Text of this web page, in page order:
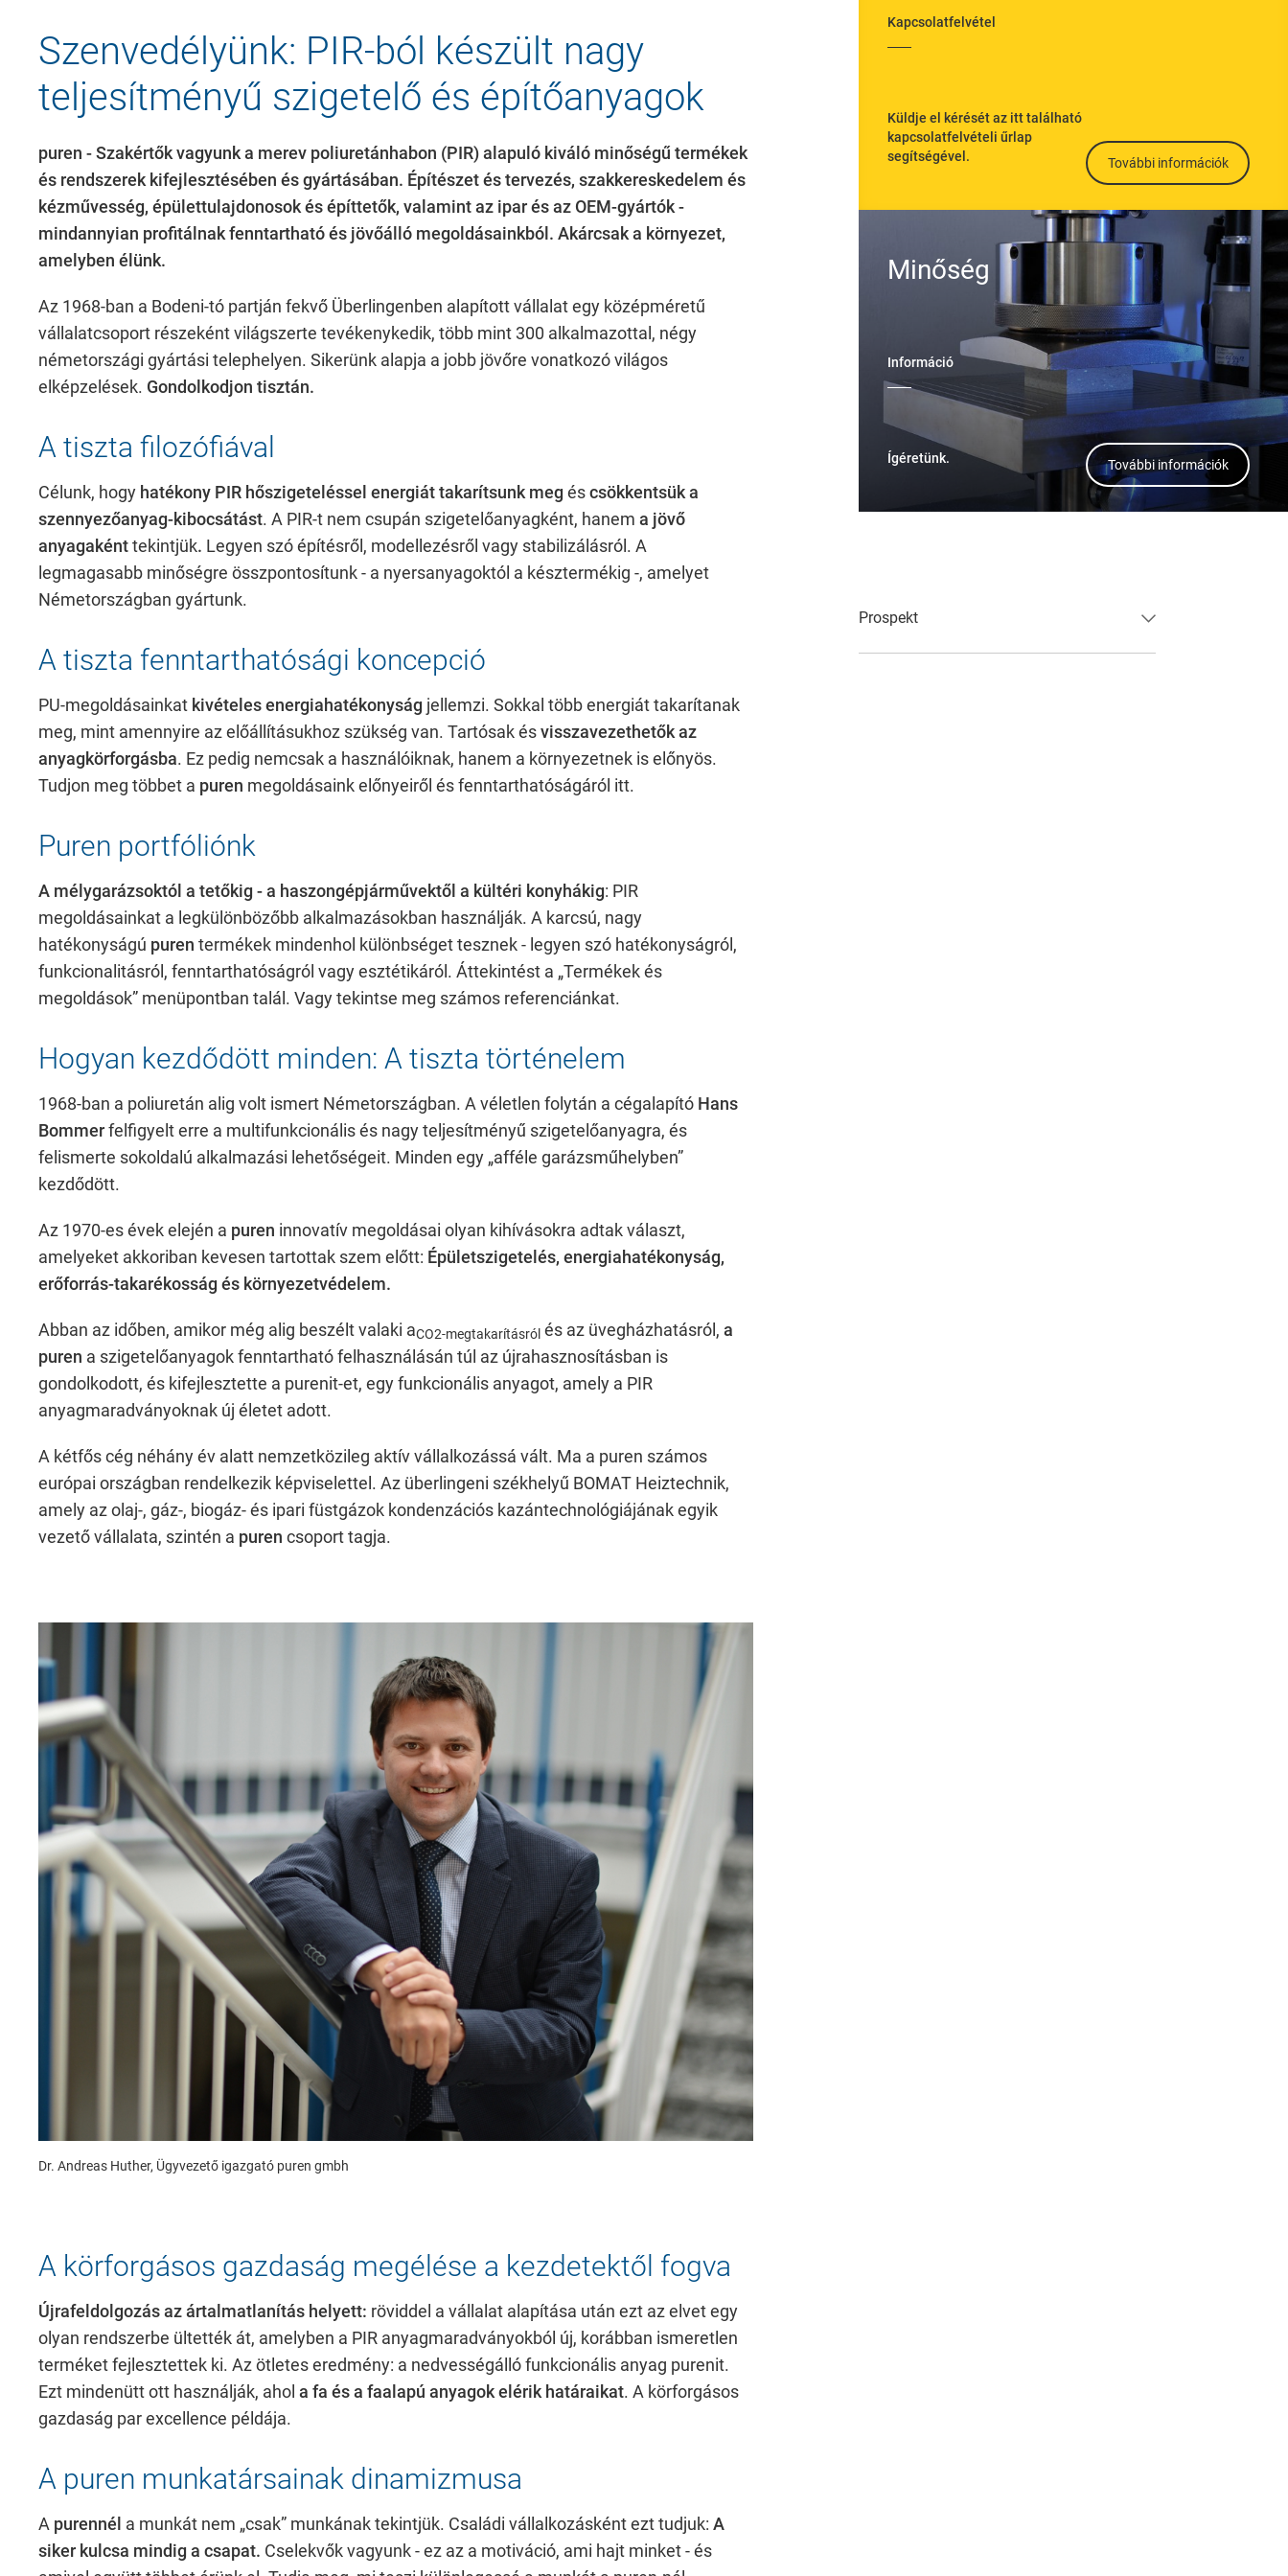
Szenvedélyünk: PIR-ból készült nagy
teljesítményű szigetelő és építőanyagok
puren - Szakértők vagyunk a merev poliuretánhabon (PIR) alapuló kiváló minőségű termékek
és rendszerek kifejlesztésében és gyártásában. Építészet és tervezés, szakkereskedelem és
kézművesség, épülettulajdonosok és építtetők, valamint az ipar és az OEM-gyártók -
mindannyian profitálnak fenntartható és jövőálló megoldásainkból. Akárcsak a környezet,
amelyben élünk.
Az 1968-ban a Bodeni-tó partján fekvő Überlingenben alapított vállalat egy középméretű
vállalatcsoport részeként világszerte tevékenykedik, több mint 300 alkalmazottal, négy
németországi gyártási telephelyen. Sikerünk alapja a jobb jövőre vonatkozó világos
elképzelések. Gondolkodjon tisztán.
A tiszta filozófiával
Célunk, hogy hatékony PIR hőszigeteléssel energiát takarítsunk meg éscsökkentsük a
szennyezőanyag-kibocsátást. A PIR-t nem csupán szigetelőanyagként, hanem a jövő
anyagakénttekintjük. Legyen szó építésről, modellezésről vagy stabilizálásról. A
legmagasabb minőségre összpontosítunk - a nyersanyagoktól a késztermékig -, amelyet
Németországban gyártunk.
A tiszta fenntarthatósági koncepció
PU-megoldásainkat kivételes energiahatékonyság jellemzi. Sokkal több energiát takarítanak
meg, mint amennyire az előállításukhoz szükség van. Tartósak ésvisszavezethetők az
anyagkörforgásba. Ez pedig nemcsak a használóiknak, hanem a környezetnek is előnyös.
Tudjon meg többet a puren megoldásaink előnyeiről és fenntarthatóságáról itt.
Puren portfóliónk
A mélygarázsoktól a tetőkig - a haszongépjárművektől a kültéri konyhákig: PIR
megoldásainkat a legkülönbözőbb alkalmazásokban használják. A karcsú, nagy
hatékonyságú puren termékek mindenhol különbséget tesznek - legyen szó hatékonyságról,
funkcionalitásról, fenntarthatóságról vagy esztétikáról. Áttekintést a „Termékek és
megoldások” menüpontban talál. Vagy tekintse meg számos referenciánkat.
Hogyan kezdődött minden: A tiszta történelem
1968-ban a poliuretán alig volt ismert Németországban. A véletlen folytán a cégalapító Hans
Bommerfelfigyelt erre a multifunkcionális és nagy teljesítményű szigetelőanyagra, és
felismerte sokoldalú alkalmazási lehetőségeit. Minden egy „afféle garázsműhelyben”
kezdődött.
Az 1970-es évek elején a puren innovatív megoldásai olyan kihívásokra adtak választ,
amelyeket akkoriban kevesen tartottak szem előtt: Épületszigetelés, energiahatékonyság,
erőforrás-takarékosság és környezetvédelem.
Abban az időben, amikor még alig beszélt valaki aCO2-megtakarításról és az üvegházhatásról, a
puren a szigetelőanyagok fenntartható felhasználásán túl az újrahasznosításban is
gondolkodott, és kifejlesztette a purenit-et, egy funkcionális anyagot, amely a PIR
anyagmaradványoknak új életet adott.
A kétfős cég néhány év alatt nemzetközileg aktív vállalkozássá vált. Ma a puren számos
európai országban rendelkezik képviselettel. Az überlingeni székhelyű BOMAT Heiztechnik,
amely az olaj-, gáz-, biogáz- és ipari füstgázok kondenzációs kazántechnológiájának egyik
vezető vállalata, szintén a puren csoport tagja.
Dr. Andreas Huther, Ügyvezető igazgató puren gmbh
A körforgásos gazdaság megélése a kezdetektől fogva
Újrafeldolgozás az ártalmatlanítás helyett: röviddel a vállalat alapítása után ezt az elvet egy
olyan rendszerbe ültették át, amelyben a PIR anyagmaradványokból új, korábban ismeretlen
terméket fejlesztettek ki. Az ötletes eredmény: a nedvességálló funkcionális anyag purenit.
Ezt mindenütt ott használják, ahol a fa és a faalapú anyagok elérik határaikat. A körforgásos
gazdaság par excellence példája.
A puren munkatársainak dinamizmusa
A purennél a munkát nem „csak” munkának tekintjük. Családi vállalkozásként ezt tudjuk: A
siker kulcsa mindig a csapat. Cselekvők vagyunk - ez az a motiváció, ami hajt minket - és
Kapcsolatfelvétel
Küldje el kérését az itt található
kapcsolatfelvételi űrlap
segítségével.
További információk
Minőség
Információ
Ígéretünk. További információk
Prospekt
Kötelező
Ezek a weboldal alapvető funkcióihoz szükségesek, és segítenek abban, hogy weboldalunk használható legyen, valamint lehetővé teszik a
External Content
Includes resources that make external content available on the website. Such as YouTube, Instagram or similar providers.
Consent Information
Marketing
Elfogadom Mentés Elutasítás